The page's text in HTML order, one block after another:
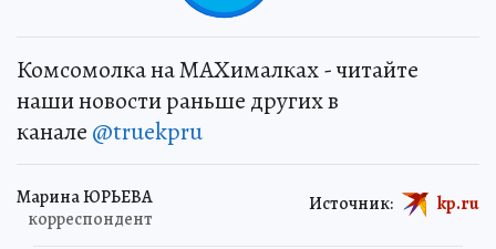
Комсомолка на MAXималках - читайте
наши новости раньше других в
канале @truekpru
Марина ЮРЬЕВА
корреспондент
Источник: kp.ru